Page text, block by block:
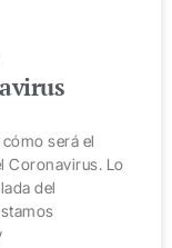
será el
Coronavirus. Lo
del